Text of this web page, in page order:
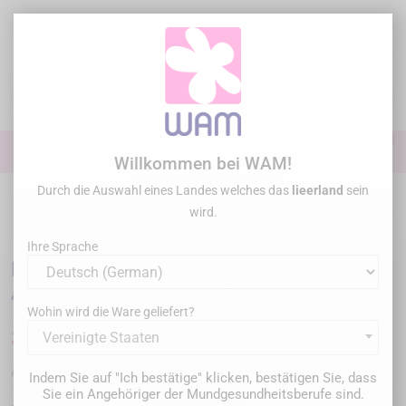
Startseite
DTE WOODPECKER - Tip P22R
DTE WOODPECKER - Tip P22R
36,00 € Bruttopreis
Artikel-Nr. :WP-P22R
Willkommen bei WAM!
Durch die Auswahl eines Landes welches das lieerland sein
wird.
Ihre Sprache
Wohin wird die Ware geliefert?
Vereinigte Staaten
Indem Sie auf "Ich bestätige" klicken, bestätigen Sie, dass
Sie ein Angehöriger der Mundgesundheitsberufe sind.